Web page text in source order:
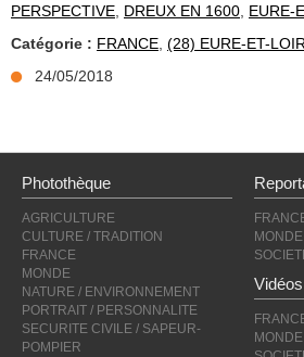
PERSPECTIVE, DREUX EN 1600, EURE-
Catégorie : FRANCE, (28) EURE-ET-
24/05/2018
Photothèque
AGRICULTURE
CULTURE / TRADITION
FRANCE
MONDE
NATURE / ENVIRONNEMENT
PORTRAIT / PERSONNALITE
SECURITE CIVILE / SAPEUR-
POMPIER
MONDE
Vidéos
MONDE